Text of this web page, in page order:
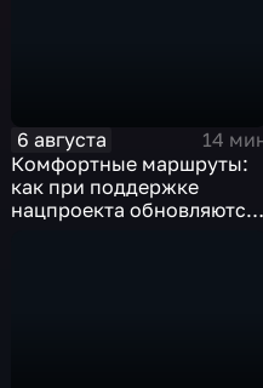
6 августа
14
Комфортные маршруты:
как при поддержке
нацпроекта обновляются